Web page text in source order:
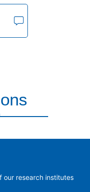
our research institutes